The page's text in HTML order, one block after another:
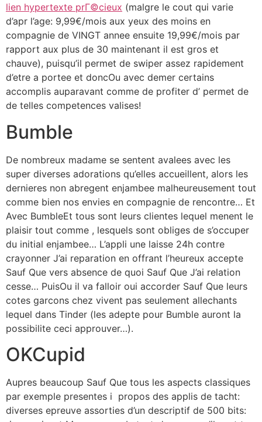
lien hypertexte prГ©cieux (malgre le cout qui varie
d’apr l’age: 9,99€/mois aux yeux des moins en
compagnie de VINGT annee ensuite 19,99€/mois par
rapport aux plus de 30 maintenant il est gros et
chauve), puisqu’il permet de swiper assez rapidement
d’etre a portee et doncOu avec demer certains
accomplis auparavant comme de profiter d’ permet de
de telles competences valises!
Bumble
De nombreux madame se sentent avalees avec les
super diverses adorations qu’elles accueillent, alors les
dernieres non abregent enjambee malheureusement tout
comme bien nos envies en compagnie de rencontre… Et
Avec BumbleEt tous sont leurs clientes lequel menent le
plaisir tout comme , lesquels sont obliges de s’occuper
du initial enjambee… L’appli une laisse 24h contre
crayonner J’ai reparation en offrant l’heureux accepte
Sauf Que vers absence de quoi Sauf Que J’ai relation
cesse… PuisOu il va falloir oui accorder Sauf Que leurs
cotes garcons chez vivent pas seulement allechants
lequel dans Tinder (les adepte pour Bumble auront la
possibilite ceci approuver…).
OKCupid
Aupres beaucoup Sauf Que tous les aspects classiques
par exemple presentes i propos des applis de tacht:
diverses epreuve assorties d’un descriptif de 500 bits: